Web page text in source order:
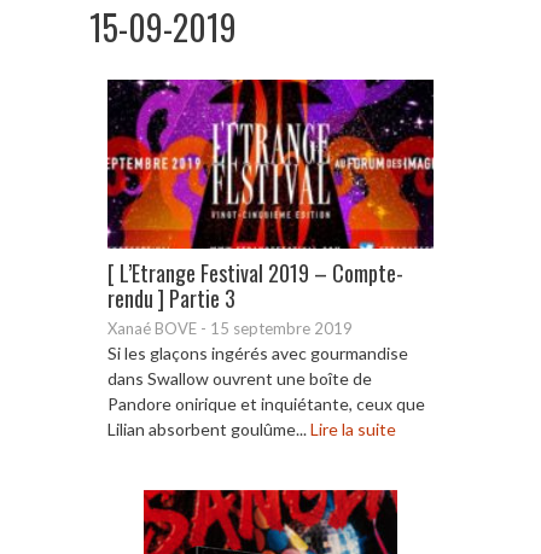
15-09-2019
[ L’Etrange Festival 2019 – Compte-
rendu ] Partie 3
Xanaé BOVE - 15 septembre 2019
Si les glaçons ingérés avec gourmandise
dans Swallow ouvrent une boîte de
Pandore onirique et inquiétante, ceux que
Lilian absorbent goulûme...Lire la suite